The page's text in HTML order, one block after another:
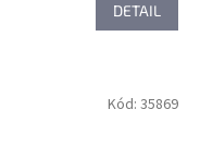
DETAIL
Kód: 35869